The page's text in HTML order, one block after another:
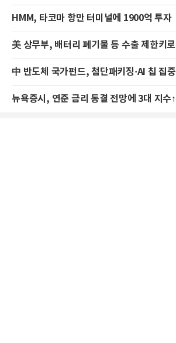
HMM, 타코마 항만 터미널에 1900억 투자
美 상무부, 배터리 폐기물 등 수출 제한키로
中 반도체 국가펀드, 첨단패키징·AI 칩 집중
뉴욕증시, 연준 금리 동결 전망에 3대 지수↑